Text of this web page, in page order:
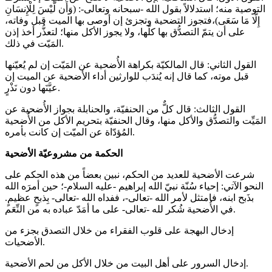
التوصية منه؛ استدلالاً بقول الله -سبحانه وتعالى-: (وَأَن لَّيْسَ لِلْإِنسَانِ
إِلَّا مَا سَعَى)،فتجوز التضحية وتجزئ إن أوصى بها الميت قبل وفاته،
على أن يتمّ التصدُّق بها كلّها، ولا يجوز الأكل منها؛ لتعذُّر أخذ إذن
المَيّت في ذلك.
القول الثاني: قال المالكيّة بكراهة الأُضحية عن المَيّت إن لم يُعيّنها
قبل موته، كما قال إنه يُندَب للوارثين أداء الأضحية عن الميت إن
عيَّنَها دون نَذْرٍ.
القول الثالث: قال كلٌّ من الحنفيّة، والحنابلة بجواز الأُضحية عن
المَيِّت والتصدُّق والأكل منها، وقال الحنفيّة بتحريم الأكل من الأُضحية
المُؤدّاة عن الميّت إن كانت بأمره.
الحكمة من مشروعيّة الأضحية
شرعت الأضحية للعديد من الحكم، نبين بعضاً من هذه الحكم على
النحو الآتي: إحياء سُنّة نبيّ الله إبراهيم -عليه السلام-؛ حين أمرَه الله
بذَبح ابنه، فامتثل لأمر الله -تعالى-، ففداه الله -تعالى- بِذبحٍ عظيمٍ.
في الأُضحية شُكر لله -تعالى- على ما أمَدّ عباده به من النِّعَم.
إدخال البهجة على قلوب الفقراء من خلال التصدق بجزء من
الأضحيات.
إدخال السرور على أهل البيت من خلال الأكل من لحم الأضحية.